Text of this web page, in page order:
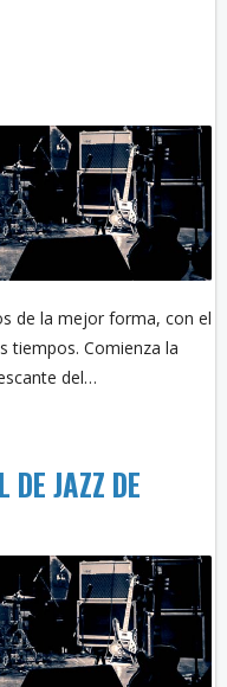
de la mejor forma, con el
tiempos. Comienza la
del…
DE JAZZ DE